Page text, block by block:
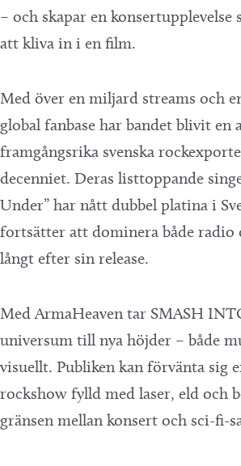
– och skapar en konsertupplevelse
att kliva in i en film.
Med över en miljard streams och
global fanbase har bandet blivit en
framgångsrika svenska
decenniet. Deras listtoppande
Under” har nått dubbel platina i
fortsätter att dominera både radio
långt efter sin release.
Med ArmaHeaven tar SMASH
universum till nya höjder – både
visuellt. Publiken kan förvänta sig
rockshow fylld med laser, eld och
gränsen mellan konsert och sci-fi-